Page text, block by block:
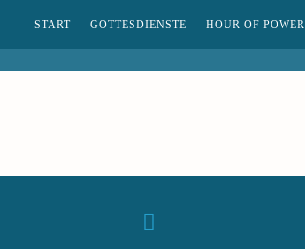
START GOTTESDIENSTE HOUR OF POWER